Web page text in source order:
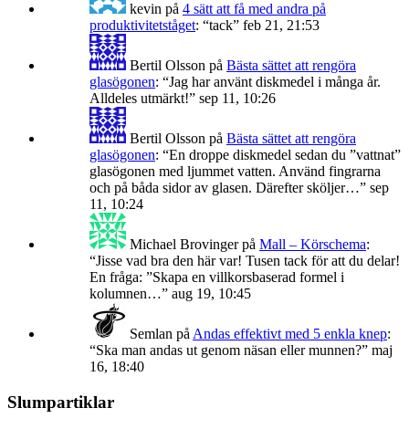
kevin på 4 sätt att få med andra på
produktivitetståget: “tack” feb 21, 21:53
Bertil Olsson på Bästa sättet att rengöra
glasögonen: “Jag har använt diskmedel i många år.
Alldeles utmärkt!” sep 11, 10:26
Bertil Olsson på Bästa sättet att rengöra
glasögonen: “En droppe diskmedel sedan du ”vattnat”
glasögonen med ljummet vatten. Använd fingrarna
och på båda sidor av glasen. Därefter sköljer…” sep
11, 10:24
Michael Brovingerpå Mall – Körschema:
“Jisse vad bra den här var! Tusen tack för att du delar!
En fråga: ”Skapa en villkorsbaserad formel i
kolumnen…” aug 19, 10:45
Semlan på Andas effektivt med 5 enkla knep:
“Ska man andas ut genom näsan eller munnen?” maj
16, 18:40
Slumpartiklar